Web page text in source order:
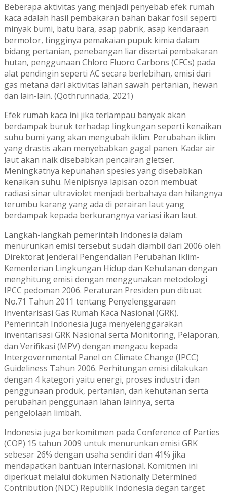
Beberapa aktivitas yang menjadi penyebab efek rumah
kaca adalah hasil pembakaran bahan bakar fosil seperti
minyak bumi, batu bara, asap pabrik, asap kendaraan
bermotor, tingginya pemakaian pupuk kimia dalam
bidang pertanian, penebangan liar disertai pembakaran
hutan, penggunaan Chloro Fluoro Carbons (CFCs) pada
alat pendingin seperti AC secara berlebihan, emisi dari
gas metana dari aktivitas lahan sawah pertanian, hewan
dan lain-lain. (Qothrunnada, 2021)
Efek rumah kaca ini jika terlampau banyak akan
berdampak buruk terhadap lingkungan seperti kenaikan
suhu bumi yang akan mengubah iklim. Perubahan iklim
yang drastis akan menyebabkan gagal panen. Kadar air
laut akan naik disebabkan pencairan gletser.
Meningkatnya kepunahan spesies yang disebabkan
kenaikan suhu. Menipisnya lapisan ozon membuat
radiasi sinar ultraviolet menjadi berbahaya dan hilangnya
terumbu karang yang ada di perairan laut yang
berdampak kepada berkurangnya variasi ikan laut.
Langkah-langkah pemerintah Indonesia dalam
menurunkan emisi tersebut sudah diambil dari 2006 oleh
Direktorat Jenderal Pengendalian Perubahan Iklim-
Kementerian Lingkungan Hidup dan Kehutanan dengan
menghitung emisi dengan menggunakan metodologi
IPCC pedoman 2006. Peraturan Presiden pun dibuat
No.71 Tahun 2011 tentang Penyelenggaraan
Inventarisasi Gas Rumah Kaca Nasional (GRK).
Pemerintah Indonesia juga menyelenggarakan
inventarisasi GRK Nasional serta Monitoring, Pelaporan,
dan Verifikasi (MPV) dengan mengacu kepada
Intergovernmental Panel on Climate Change (IPCC)
Guideliness Tahun 2006. Perhitungan emisi dilakukan
dengan 4 kategori yaitu energi, proses industri dan
penggunaan produk, pertanian, dan kehutanan serta
perubahan penggunaan lahan lainnya, serta
pengelolaan limbah.
Indonesia juga berkomitmen pada Conference of Parties
(COP) 15 tahun 2009 untuk menurunkan emisi GRK
sebesar 26% dengan usaha sendiri dan 41% jika
mendapatkan bantuan internasional. Komitmen ini
diperkuat melalui dokumen Nationally Determined
Contribution (NDC) Republik Indonesia degan target